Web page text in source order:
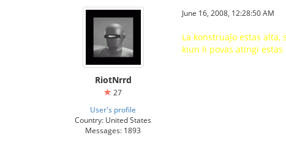
RiotNrrd
27
User's profile
Country: United States
Messages: 1893
June 16, 2008, 12:28:50 AM
La konstruaĵo estas
kiun li povas atingi estas